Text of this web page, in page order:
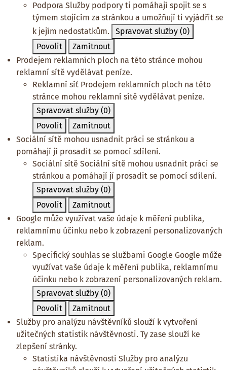
Podpora Služby podpory ti pomáhají spojit se s
týmem stojícím za stránkou a umožňují ti vyjádřit se
k jejím nedostatkům.
Spravovat služby (0)
Povolit
Zamítnout
Prodejem reklamních ploch na této stránce mohou
reklamní sítě vydělávat peníze.
Reklamní síť Prodejem reklamních ploch na této
stránce mohou reklamní sítě vydělávat peníze.
Spravovat služby (0)
Povolit
Zamítnout
Sociální sítě mohou usnadnit práci se stránkou a
pomáhají jí prosadit se pomocí sdílení.
Sociální sítě Sociální sítě mohou usnadnit práci se
stránkou a pomáhají jí prosadit se pomocí sdílení.
Spravovat služby (0)
Povolit
Zamítnout
Google může využívat vaše údaje k měření publika,
reklamnímu účinku nebo k zobrazení personalizovaných
reklam.
Specifický souhlas se službami Google Google může
využívat vaše údaje k měření publika, reklamnímu
účinku nebo k zobrazení personalizovaných reklam.
Spravovat služby (0)
Povolit
Zamítnout
Služby pro analýzu návštěvníků slouží k vytvoření
užitečných statistik návštěvnosti. Ty zase slouží ke
zlepšení stránky.
Statistika návštěvnosti Služby pro analýzu